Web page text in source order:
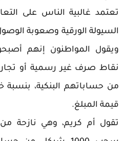
تعتمد غالبية الناس على
السيولة الورقية وصعوبة الوصول
ويقول المواطنون إنهم
نقاط صرف غير رسمية أو
قيمة المبلغ.
تقول أم كريم، وهي نازحة